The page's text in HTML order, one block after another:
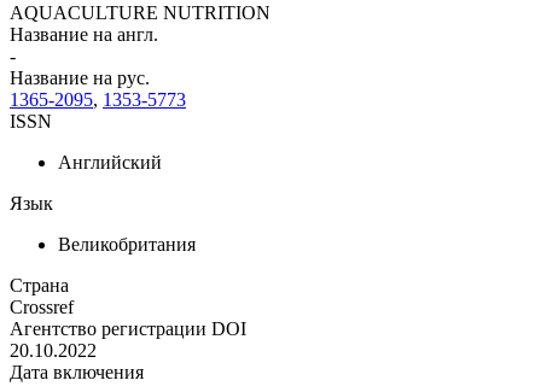
AQUACULTURE NUTRITION
Название на англ.
-
Название на рус.
1365-2095, 1353-5773
ISSN
Английский
Язык
Великобритания
Страна
Crossref
Агентство регистрации DOI
20.10.2022
Дата включения